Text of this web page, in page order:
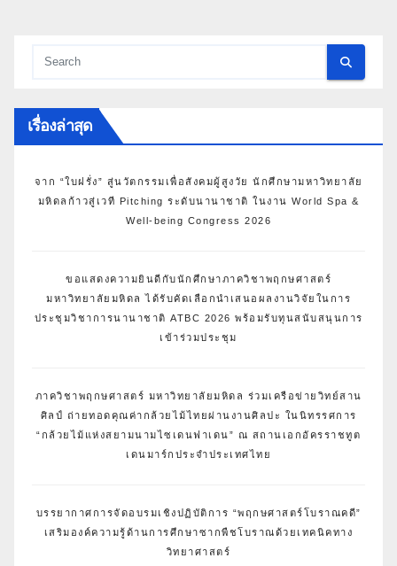
เรื่องล่าสุด
จาก “ใบฝรั่ง” สู่นวัตกรรมเพื่อสังคมผู้สูงวัย นักศึกษามหาวิทยาลัย
มหิดลก้าวสู่เวที Pitching ระดับนานาชาติ ในงาน World Spa &
Well-being Congress 2026
ขอแสดงความยินดีกับนักศึกษาภาควิชาพฤกษศาสตร์
มหาวิทยาลัยมหิดล ได้รับคัดเลือกนำเสนอผลงานวิจัยในการ
ประชุมวิชาการนานาชาติ ATBC 2026 พร้อมรับทุนสนับสนุนการ
เข้าร่วมประชุม
ภาควิชาพฤกษศาสตร์ มหาวิทยาลัยมหิดล ร่วมเครือข่ายวิทย์สาน
ศิลป์ ถ่ายทอดคุณค่ากล้วยไม้ไทยผ่านงานศิลปะ ในนิทรรศการ
“กล้วยไม้แห่งสยามนามไซเดนฟาเดน” ณ สถานเอกอัครราชทูต
เดนมาร์กประจำประเทศไทย
บรรยากาศการจัดอบรมเชิงปฏิบัติการ “พฤกษศาสตร์โบราณคดี”
เสริมองค์ความรู้ด้านการศึกษาซากพืชโบราณด้วยเทคนิคทาง
วิทยาศาสตร์